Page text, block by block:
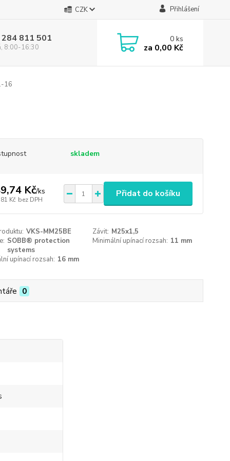
CZK Přihlášení
811 501
8:00-16:30
0ks
za 0,00 Kč
16
skladem
Kč/ks
Kč bez DPH
Přidat do košíku
VKS-MM25BE Závit: M25x1,5
SOBB® protection
systems
Minimální upínací rozsah: 11 mm
upínací rozsah: 16 mm
0